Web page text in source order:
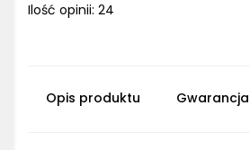
Ilość opinii: 24
Opis produktu Gwarancja